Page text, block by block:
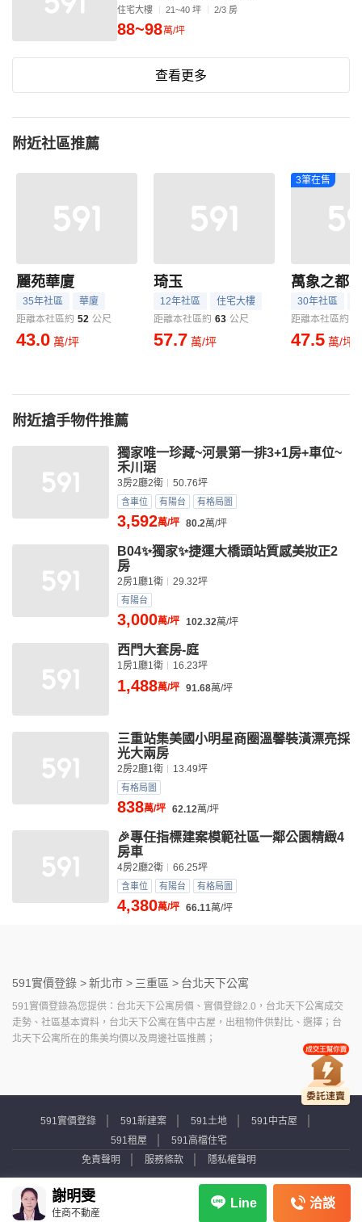
住宅大樓
21~40 坪 2/3 房
88~98萬/坪
查看更多
附近社區推薦
麗苑華廈
35年社區
華廈
距離本社區約 52 公尺
43.0 萬/坪
琦玉
12年社區
住宅大樓
距離本社區約 63 公尺
57.7 萬/坪
3筆在售
30年社區
距離本社區約
47.5 萬/坪
附近搶手物件推薦
獨家唯一珍藏~河景第一排3+1房+車位~
禾川琚
3房2廳2衛 50.76坪
含車位 有陽台 有格局圖
3,592萬/坪 80.2萬/坪
B04✨獨家✨捷運大橋頭站質感美妝正2
房
2房1廳1衛 29.32坪
有陽台
3,000萬/坪 102.32萬/坪
西門大套房-庭
1房1廳1衛 16.23坪
1,488萬/坪 91.68萬/坪
三重站集美國小明星商圈溫馨裝潢漂亮採
光大兩房
2房2廳1衛 13.49坪
有格局圖
838萬/坪 62.12萬/坪
🎉專任指標建案模範社區一鄰公園精緻4
房車
4房2廳2衛 66.25坪
含車位 有陽台 有格局圖
4,380萬/坪 66.11萬/坪
591實價登錄 >新北市 > 三重區 > 台北天下公寓
591實價登錄為您提供：台北天下公寓房價、實價登錄2.0，台北天下公寓成交
走勢、社區基本資料，台北天下公寓在售中古屋，出租物件供對比、選擇；台
北天下公寓所在的集美均價以及周邊社區推薦；
591實價登錄 591新建案 591土地
591中古屋
591租屋
591高檔住宅
免責聲明
服務條款 隱私權聲明
Copyright © 2007-2026 by Addcn Technology Co., Ltd. All Rights reserved.
謝明雯
住商不動産
Line 洽談